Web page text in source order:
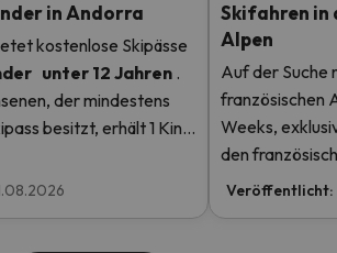
in Andorra
kostenlose Skipässe
unter 12 Jahren .
der mindestens
besitzt, erhält 1 Kind
Skifahren in
Alpen
Auf der Suche
französischen
Weeks,
den
Rabatten
Veröffentlicht: